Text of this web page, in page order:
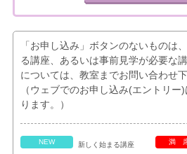
「お申し込み」ボタンのないものは
る講座、あるいは事前見学が必要な
については、教室までお問い合わせ下
（ウェブでのお申し込み(エントリ
ります。）
NEW 新しく始まる講座 満